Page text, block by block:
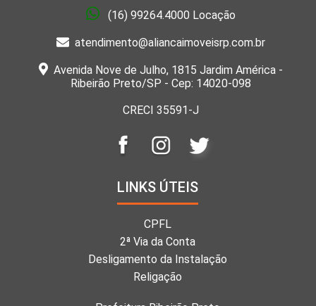
(16) 99264.4000 Locação
atendimento@aliancaimoveisrp.com.br
Avenida Nove de Julho, 1815 Jardim América -
Ribeirão Preto/SP - Cep: 14020-098
CRECI 35591-J
LINKS ÚTEIS
CPFL
2ª Via da Conta
Desligamento da Instalação
Religação